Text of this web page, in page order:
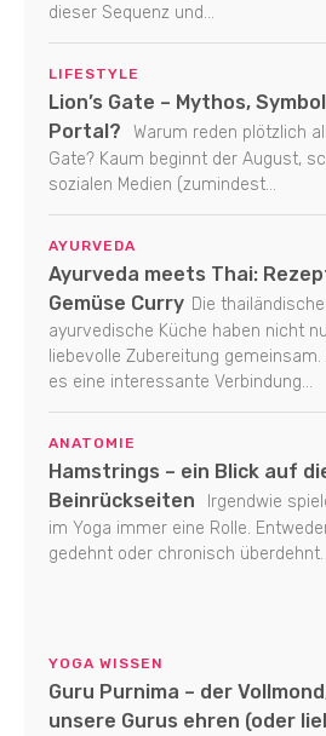
dieser Sequenz und...
LIFESTYLE
Lion’s Gate – Mythos,
Portal?
Warum reden plötzlich
Gate? Kaum beginnt der August,
sozialen Medien (zumindest...
AYURVEDA
Ayurveda meets Thai:
Gemüse Curry Die
ayurvedische Küche haben nicht
liebevolle Zubereitung
es eine interessante Verbindung...
ANATOMIE
Hamstrings – ein Blick auf
Beinrückseiten
Irgendwie
im Yoga immer eine Rolle.
gedehnt oder chronisch überdehnt.
YOGA WISSEN
Guru Purnima – der
unsere Gurus ehren (oder